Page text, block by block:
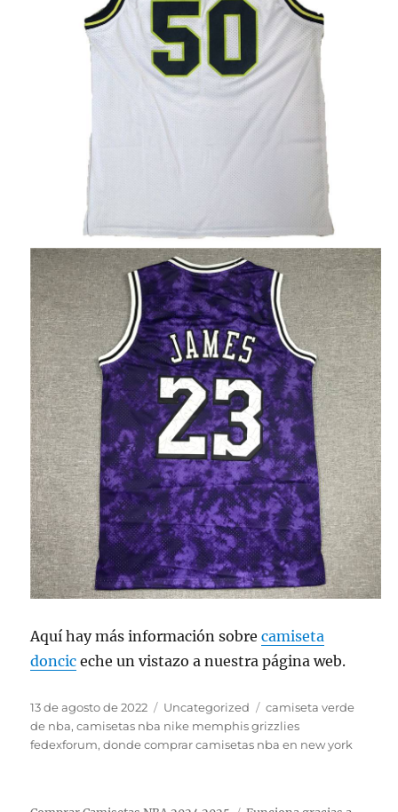
Aquí hay más información sobrecamiseta
doncic eche un vistazo a nuestra página web.
Publicado
el
13 de agosto de 2022 Categorías
Uncategorized Etiquetas
camiseta verde
de nba,camisetas nba nike memphis grizzlies
fedexforum,donde comprar camisetas nba en new york